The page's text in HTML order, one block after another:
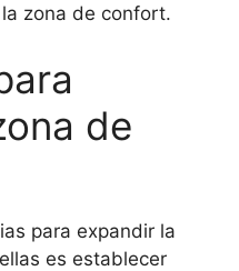
zona de confort.
de
para expandir la
es establecer